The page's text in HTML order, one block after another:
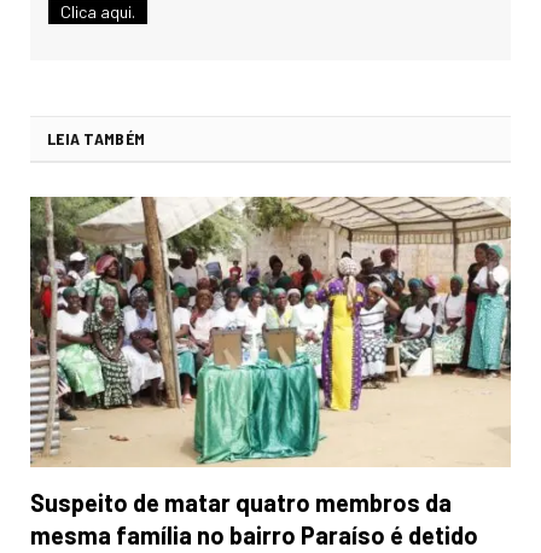
Clica aqui.
LEIA TAMBÉM
Suspeito de matar quatro membros da
mesma família no bairro Paraíso é detido